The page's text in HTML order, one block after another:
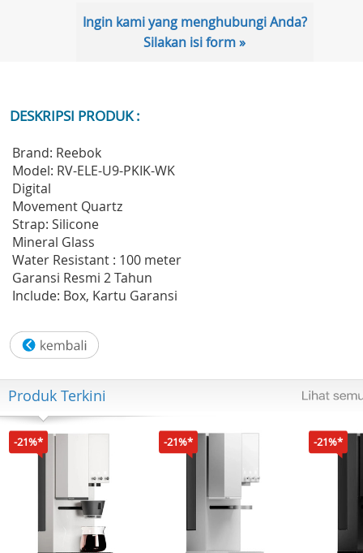
Ingin kami yang menghubungi Anda?
Silakan isi form »
DESKRIPSI PRODUK :
Brand: Reebok
Model: RV-ELE-U9-PKIK-WK
Digital
Movement Quartz
Strap: Silicone
Mineral Glass
Water Resistant : 100 meter
Garansi Resmi 2 Tahun
Include: Box, Kartu Garansi
Produk Terkini
-21%* -21%* -21%*